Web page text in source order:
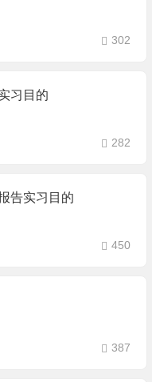
302
习目的
282
告实习目的
450
387